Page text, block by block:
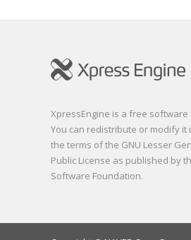
XpressEngine is a free software
You can redistribute or modify it
the terms of the GNU Lesser
Public License as published by
Software Foundation.